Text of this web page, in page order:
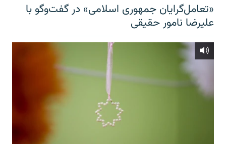
«تعامل‌گرایان جمهوری اسلامی» در گفت‌وگو با
علیرضا نامور حقیقی